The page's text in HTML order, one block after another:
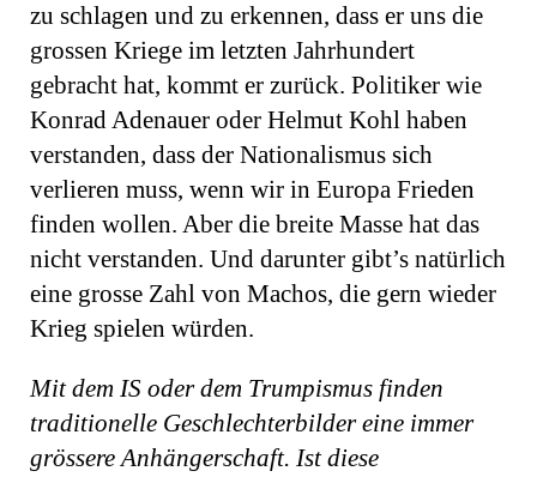
zu schlagen und zu erkennen, dass er uns die
grossen Kriege im letzten Jahrhundert
gebracht hat, kommt er zurück. Politiker wie
Konrad Adenauer oder Helmut Kohl haben
verstanden, dass der Nationalismus sich
verlieren muss, wenn wir in Europa Frieden
finden wollen. Aber die breite Masse hat das
nicht verstanden. Und darunter gibt’s natürlich
eine grosse Zahl von Machos, die gern wieder
Krieg spielen würden.
Mit dem IS oder dem Trumpismus finden
traditionelle Geschlechterbilder eine immer
grössere Anhängerschaft. Ist diese